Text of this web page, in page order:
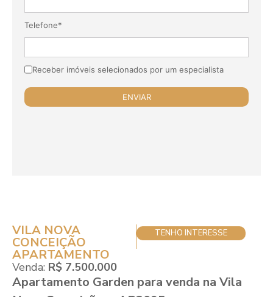
Telefone*
Receber imóveis selecionados por um especialista
VILA NOVA
CONCEIÇÃO
APARTAMENTO
Venda: R$ 7.500.000
TENHO INTERESSE
Apartamento Garden para venda na Vila